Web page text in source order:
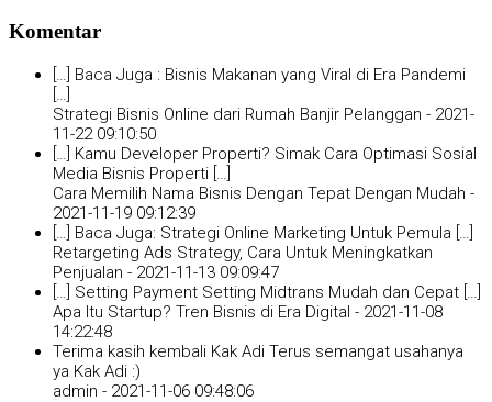
Komentar
[…] Baca Juga : Bisnis Makanan yang Viral di Era Pandemi
Strategi Bisnis Online dari Rumah Banjir Pelanggan - 2021-
11-22 09:10:50
[…] Kamu Developer Properti? Simak Cara Optimasi Sosial
Media Bisnis Properti […]
Cara Memilih Nama Bisnis Dengan Tepat Dengan Mudah -
2021-11-19 09:12:39
[…] Baca Juga: Strategi Online Marketing Untuk Pemula […]
Retargeting Ads Strategy, Cara Untuk Meningkatkan
Penjualan - 2021-11-13 09:09:47
[…] Setting Payment Setting Midtrans Mudah dan Cepat […]
Apa Itu Startup? Tren Bisnis di Era Digital - 2021-11-08
14:22:48
Terima kasih kembali Kak Adi Terus semangat usahanya
ya Kak Adi :)
admin - 2021-11-06 09:48:06